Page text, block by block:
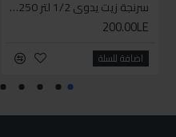
سرنجة زيت يدوى 1/2 لتر 9BT250
200.00LE
اضافة للسلة